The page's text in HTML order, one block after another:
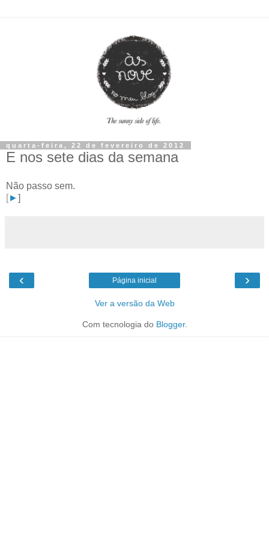
quarta-feira, 22 de fevereiro de 2012
E nos sete dias da semana
Não passo sem.
[►]
‹ ›
Página inicial
Ver a versão da Web
Com tecnologia do Blogger.